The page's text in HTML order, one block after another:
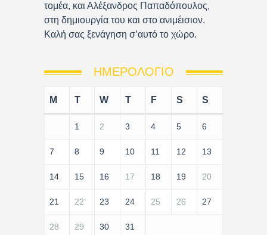
τομέα, και Αλέξανδρος Παπαδόπουλος,
στη δημιουργία του και στο ανιμέισιον.
Καλή σας ξενάγηση σ’αυτό το χώρο.
ΗΜΕΡΟΛΌΓΙΟ
M T W T F S S
1 2 3 4 5 6
7 8 9 10 11 12 13
14 15 16 17 18 19 20
21 22 23 24 25 26 27
28 29 30 31